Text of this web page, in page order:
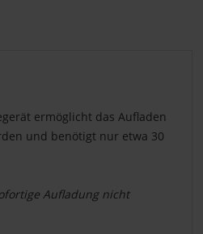
ermöglicht das Aufladen
und benötigt nur etwa 30
Aufladung nicht